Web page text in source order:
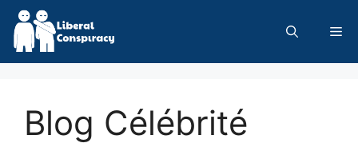
Skip
content
Blog Célébrité